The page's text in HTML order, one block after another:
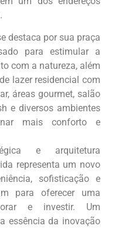
destaca por sua praça
para estimular a
com a natureza, além
lazer residencial com
áreas gourmet, salão
e diversos ambientes
mais conforto e
e arquitetura
representa um novo
sofisticação e
para oferecer uma
e investir. Um
essência da inovação